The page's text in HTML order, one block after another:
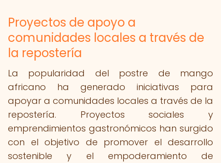
Proyectos de apoyo a
comunidades locales a través de
la repostería
La popularidad del postre de mango
africano ha generado iniciativas para
apoyar a comunidades locales a través de la
repostería. Proyectos sociales y
emprendimientos gastronómicos han surgido
con el objetivo de promover el desarrollo
sostenible y el empoderamiento de